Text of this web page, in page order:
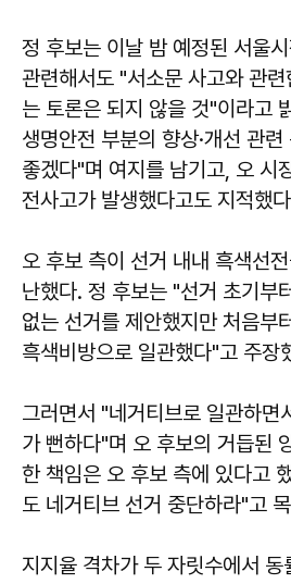
정 후보는 이날 밤 예정된 서울
관련해서도 "서소문 사고와 관
는 토론은 되지 않을 것"이라고
생명안전 부분의 향상·개선 관
좋겠다"며 여지를 남기고, 오 시
전사고가 발생했다고도 지적했
오 후보 측이 선거 내내 흑색선
난했다. 정 후보는 "선거 초기부
없는 선거를 제안했지만 처음부
흑색비방으로 일관했다"고 주장
그러면서 "네거티브로 일관하면
가 뻔하다"며 오 후보의 거듭된
한 책임은 오 후보 측에 있다고
도 네거티브 선거 중단하라"고
지지율 격차가 두 자릿수에서 동